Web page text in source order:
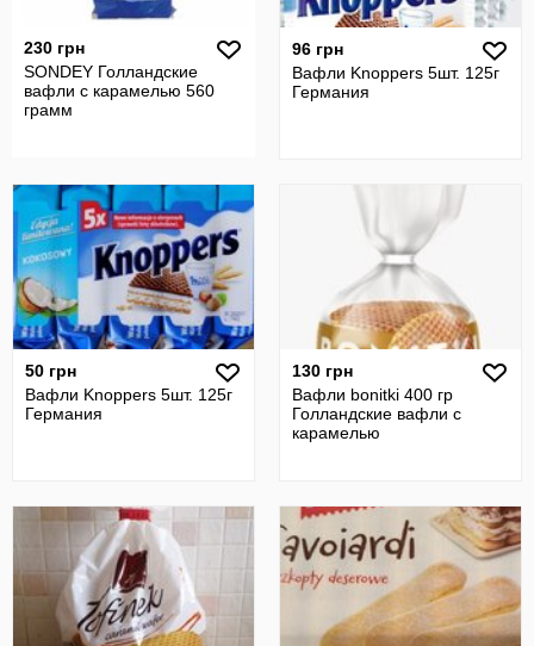
230 грн
SONDEY Голландские
вафли с карамелью 560
грамм
96 грн
Вафли Knoppers 5шт. 125г
Германия
50 грн
Вафли Knoppers 5шт. 125г
Германия
130 грн
Вафли bonitki 400 гр
Голландские вафли с
карамелью